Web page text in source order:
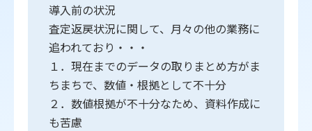
導入前の状況
査定返戻状況に関して、月々の他の業務に
追われており・・・
１．現在までのデータの取りまとめ方がま
ちまちで、数値・根拠として不十分
２．数値根拠が不十分なため、資料作成に
も苦慮